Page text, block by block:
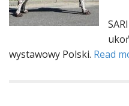
wystawowy Polski. Read